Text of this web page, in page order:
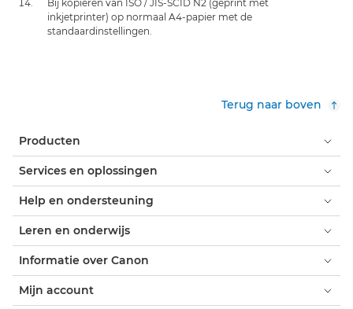
Bij kopiëren van ISO / JIS-SCID N2 (geprint met
inkjetprinter) op normaal A4-papier met de
standaardinstellingen.
Terug naar boven
Producten
Services en oplossingen
Help en ondersteuning
Leren en onderwijs
Informatie over Canon
Mijn account